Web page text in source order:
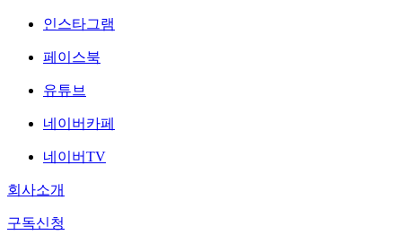
인스타그램
페이스북
유튜브
네이버카페
네이버TV
회사소개
구독신청